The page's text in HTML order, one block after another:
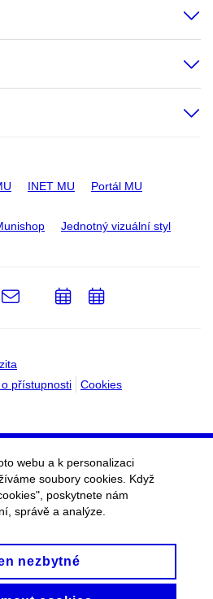
INET MU Portál MU
Jednotný vizuální styl
přístupnosti Cookies
e-
PřidatPřidat
webu a k personalizaci
soubory cookies. Když
poskytnete nám
správě a analýze.
nezbytné